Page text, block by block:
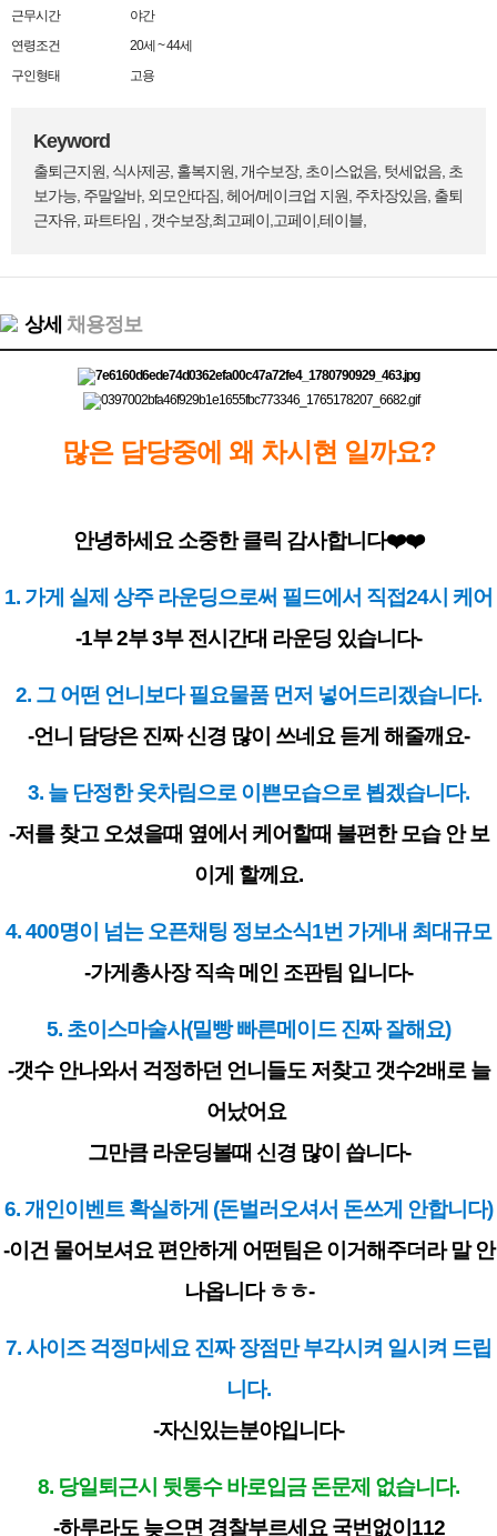
근무시간
야간
연령조건
20세 ~ 44세
구인형태
고용
Keyword
출퇴근지원, 식사제공, 홀복지원, 개수보장, 초이스없음, 텃세없음, 초
보가능, 주말알바, 외모안따짐, 헤어/메이크업 지원, 주차장있음, 출퇴
근자유, 파트타임 , 갯수보장,최고페이,고페이,테이블,
상세 채용정보
많은 담당중에 왜 차시현 일까요?
안녕하세요 소중한 클릭 감사합니다❤️❤️
1. 가게 실제 상주 라운딩으로써 필드에서 직접24시 케어
-1부 2부 3부 전시간대 라운딩 있습니다-
2. 그 어떤 언니보다 필요물품 먼저 넣어드리겠습니다.
-언니 담당은 진짜 신경 많이 쓰네요 듣게 해줄깨요-
3. 늘 단정한 옷차림으로 이쁜모습으로 뵙겠습니다.
-저를 찾고 오셨을때 옆에서 케어할때 불편한 모습 안 보
이게 할께요.
4. 400명이 넘는 오픈채팅 정보소식1번 가게내 최대규모
-가게총사장 직속 메인 조판팀 입니다-
5. 초이스마술사(밀빵 빠른메이드 진짜 잘해요)
-갯수 안나와서 걱정하던 언니들도 저찾고 갯수2배로 늘
어났어요
그만큼 라운딩볼때 신경 많이 씁니다-
6. 개인이벤트 확실하게 (돈벌러오셔서 돈쓰게 안합니다)
-이건 물어보셔요 편안하게 어떤팀은 이거해주더라 말 안
나옵니다 ㅎㅎ-
7. 사이즈 걱정마세요 진짜 장점만 부각시켜 일시켜 드립
니다.
-자신있는분야입니다-
8. 당일퇴근시 뒷통수 바로입금 돈문제 없습니다.
-하루라도 늦으면 경찰부르세요 국번없이112